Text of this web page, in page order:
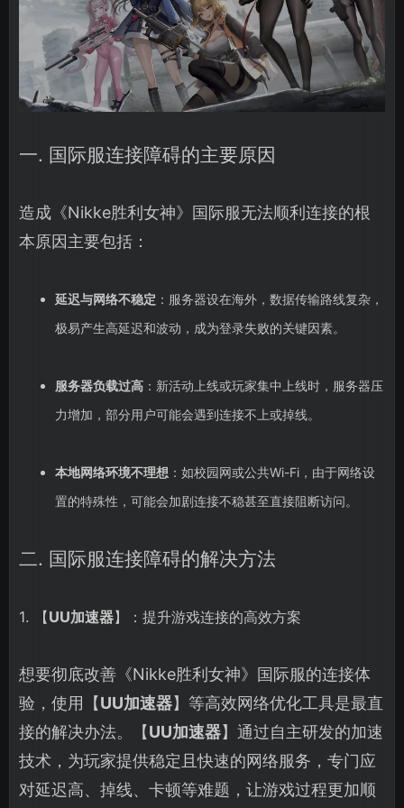
一. 国际服连接障碍的主要原因
造成《Nikke胜利女神》国际服无法顺利连接的根
本原因主要包括：
延迟与网络不稳定 ：服务器设在海外，数据传输路线复杂，
极易产生高延迟和波动，成为登录失败的关键因素。
服务器负载过高：新活动上线或玩家集中上线时，服务器压
力增加，部分用户可能会遇到连接不上或掉线。
本地网络环境不理想：如校园网或公共Wi-Fi，由于网络设
置的特殊性，可能会加剧连接不稳甚至直接阻断访问。
二. 国际服连接障碍的解决方法
1. 【UU加速器】：提升游戏连接的高效方案
想要彻底改善《Nikke胜利女神》国际服的连接体
验，使用【UU加速器】等高效网络优化工具是最直
接的解决办法。【UU加速器】通过自主研发的加速
技术，为玩家提供稳定且快速的网络服务，专门应
对延迟高、掉线、卡顿等难题，让游戏过程更加顺